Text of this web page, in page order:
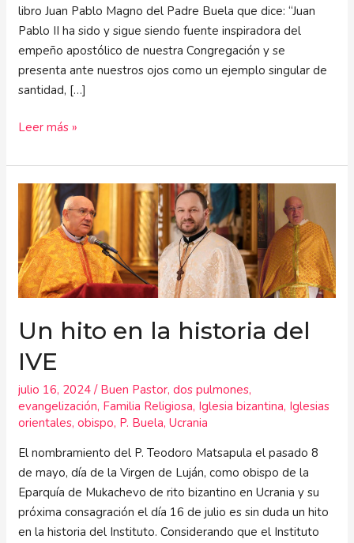
libro Juan Pablo Magno del Padre Buela que dice: “Juan
Pablo II ha sido y sigue siendo fuente inspiradora del
empeño apostólico de nuestra Congregación y se
presenta ante nuestros ojos como un ejemplo singular de
santidad, […]
Leer más »
Un hito en la historia del
IVE
julio 16, 2024/ Buen Pastor,dos pulmones,
evangelización, Familia Religiosa, Iglesia bizantina, Iglesias
orientales,obispo, P. Buela,Ucrania
El nombramiento del P. Teodoro Matsapula el pasado 8
de mayo, día de la Virgen de Luján, como obispo de la
Eparquía de Mukachevo de rito bizantino en Ucrania y su
próxima consagración el día 16 de julio es sin duda un hito
en la historia del Instituto. Considerando que el Instituto
hito
la
historia
del